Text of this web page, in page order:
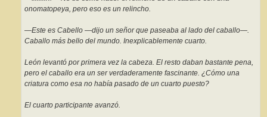
onomatopeya, pero eso es un relincho.
—Este es Cabello —dijo un señor que paseaba al lado del caballo—.
Caballo más bello del mundo. Inexplicablemente cuarto.
León levantó por primera vez la cabeza. El resto daban bastante pena,
pero el caballo era un ser verdaderamente fascinante. ¿Cómo una
criatura como esa no había pasado de un cuarto puesto?
El cuarto participante avanzó.